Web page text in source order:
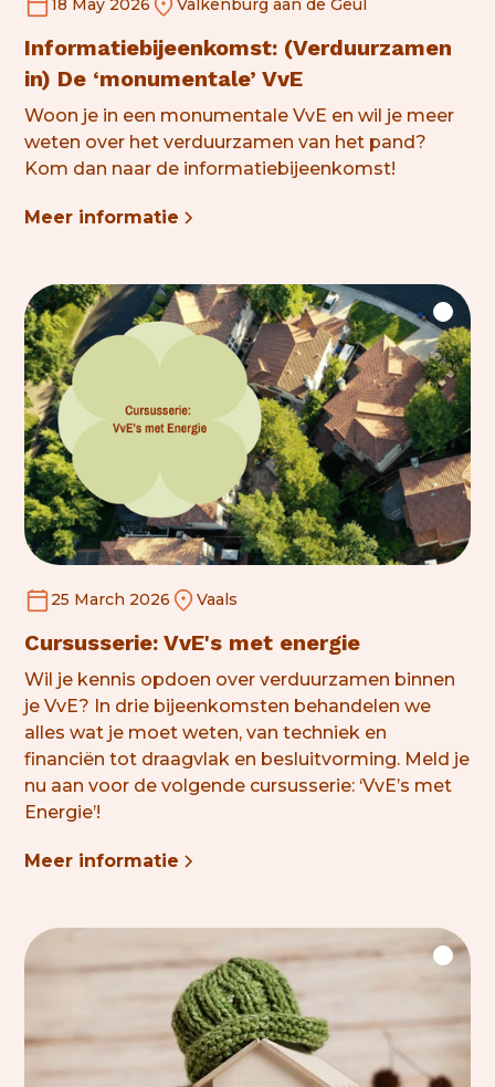
18 May 2026 Valkenburg aan de Geul
Informatiebijeenkomst: (Verduurzamen
in) De ‘monumentale’ VvE
Woon je in een monumentale VvE en wil je meer
weten over het verduurzamen van het pand?
Kom dan naar de informatiebijeenkomst!
Meer informatie
25 March 2026 Vaals
Cursusserie: VvE's met energie
Wil je kennis opdoen over verduurzamen binnen
je VvE? In drie bijeenkomsten behandelen we
alles wat je moet weten, van techniek en
financiën tot draagvlak en besluitvorming. Meld je
nu aan voor de volgende cursusserie: ‘VvE’s met
Energie’!
Meer informatie